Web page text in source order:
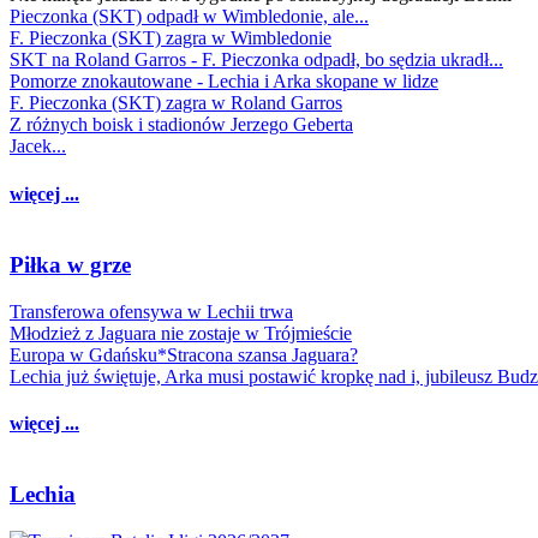
Pieczonka (SKT) odpadł w Wimbledonie, ale...
F. Pieczonka (SKT) zagra w Wimbledonie
SKT na Roland Garros - F. Pieczonka odpadł, bo sędzia ukradł...
Pomorze znokautowane - Lechia i Arka skopane w lidze
F. Pieczonka (SKT) zagra w Roland Garros
Z różnych boisk i stadionów Jerzego Geberta
Jacek...
więcej ...
Piłka w grze
Transferowa ofensywa w Lechii trwa
Młodzież z Jaguara nie zostaje w Trójmieście
Europa w Gdańsku*Stracona szansa Jaguara?
Lechia już świętuje, Arka musi postawić kropkę nad i, jubileusz
więcej ...
Lechia